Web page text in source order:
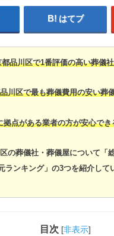
はてブ
品川区で1番評価の高い葬儀
川区で最も葬儀費用の安い葬
拠点がある業者の方が安心で
の葬儀社・葬儀屋について「
ランキング」の3つを紹介して
目次 [非表示]